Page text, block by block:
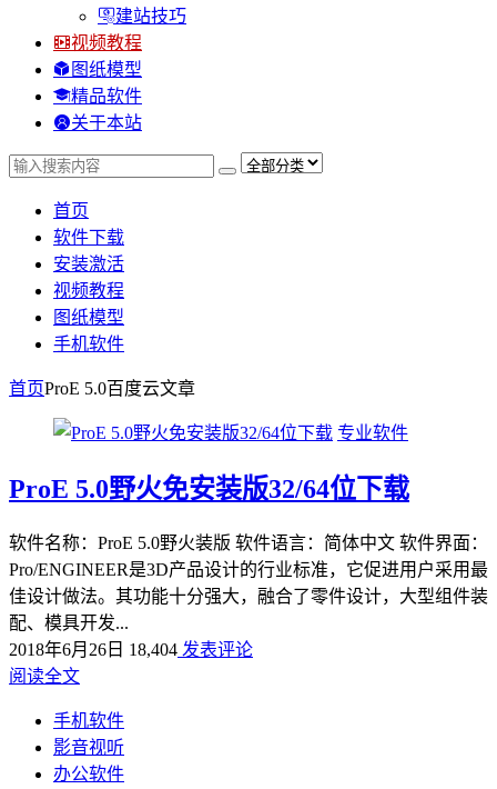
建站技巧
视频教程
图纸模型
精品软件
关于本站
首页
软件下载
安装激活
视频教程
图纸模型
手机软件
首页ProE 5.0百度云文章
专业软件
ProE 5.0野火免安装版32/64位下载
软件名称：ProE 5.0野火装版 软件语言：简体中文 软件界面：
Pro/ENGINEER是3D产品设计的行业标准，它促进用户采用最
佳设计做法。其功能十分强大，融合了零件设计，大型组件装
配、模具开发...
2018年6月26日 18,404 发表评论
阅读全文
手机软件
影音视听
办公软件